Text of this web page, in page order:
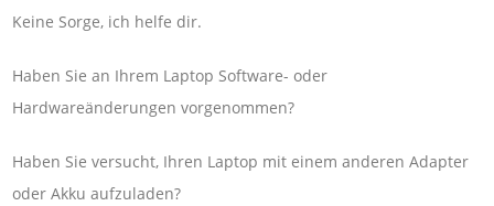
Keine Sorge, ich helfe dir.
Haben Sie an Ihrem Laptop Software- oder
Hardwareänderungen vorgenommen?
Haben Sie versucht, Ihren Laptop mit einem anderen Adapter
oder Akku aufzuladen?